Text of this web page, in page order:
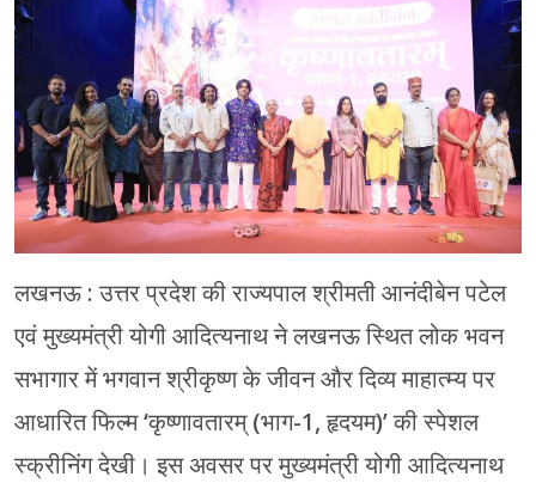
लखनऊ : उत्तर प्रदेश की राज्यपाल श्रीमती आनंदीबेन पटेल
एवं मुख्यमंत्री योगी आदित्यनाथ ने लखनऊ स्थित लोक भवन
सभागार में भगवान श्रीकृष्ण के जीवन और दिव्य माहात्म्य पर
आधारित फिल्म ‘कृष्णावतारम् (भाग-1, हृदयम)’ की स्पेशल
स्क्रीनिंग देखी। इस अवसर पर मुख्यमंत्री योगी आदित्यनाथ
मेरठ
मुरादाबाद
गोरखपुर
प्रयागराज
रामपुर